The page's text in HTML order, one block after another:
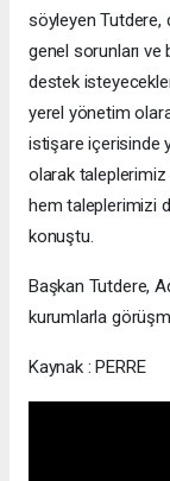
söyleyen Tutdere,
genel sorunları ve
destek
yerel yönetim
istişare içerisinde
olarak taleplerimiz
hem taleplerimizi
konuştu.
Başkan Tutdere,
kurumlarla
Kaynak : PERRE